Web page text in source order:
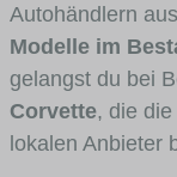
Autohändlern
Modelle im
gelangst du bei
Corvette, die
lokalen Anbieter